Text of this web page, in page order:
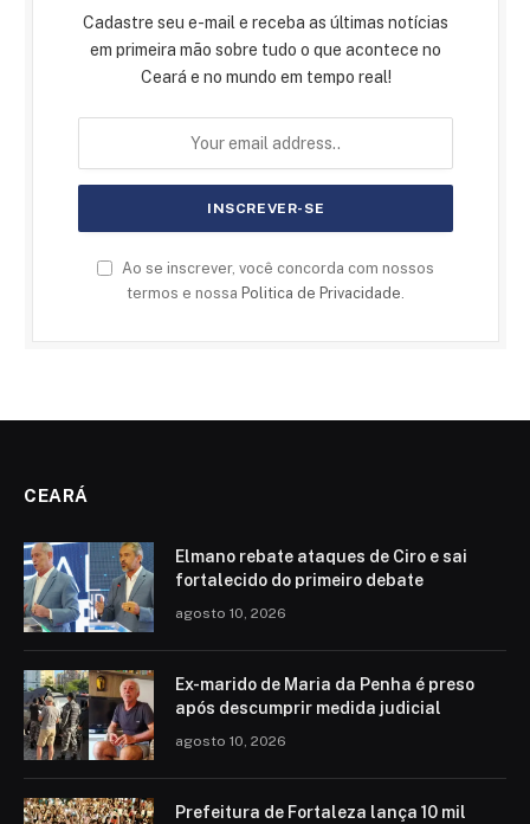
Cadastre seu e-mail e receba as últimas notícias
em primeira mão sobre tudo o que acontece no
Ceará e no mundo em tempo real!
Ao se inscrever, você concorda com nossos
termos e nossa Politica de Privacidade
CEARÁ
Elmano rebate ataques de Ciro e sai
fortalecido do primeiro debate
agosto 10, 2026
Ex-marido de Maria da Penha é preso
após descumprir medida judicial
agosto 10, 2026
Prefeitura de Fortaleza lança 10 mil